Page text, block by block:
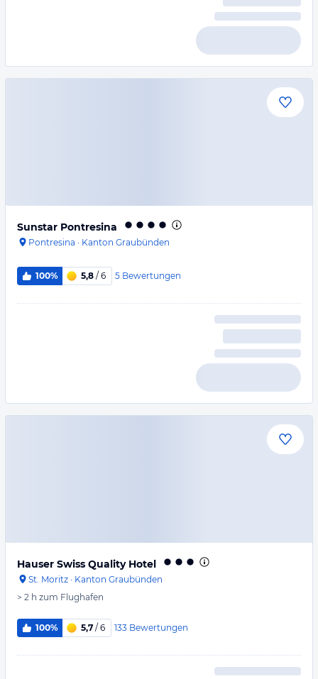
Sunstar Pontresina
Pontresina · Kanton Graubünden
100% 5,8 / 6 5 Bewertungen
Hauser Swiss Quality Hotel
St. Moritz · Kanton Graubünden
> 2 h zum Flughafen
100% 5,7 / 6 133 Bewertungen